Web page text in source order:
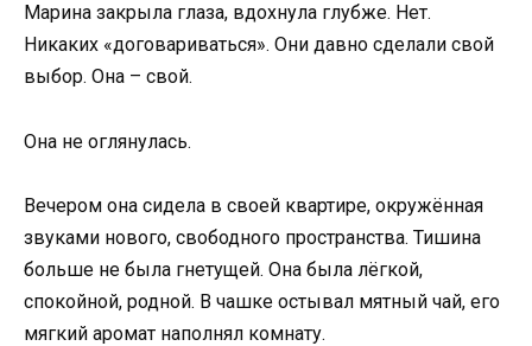
Марина закрыла глаза, вдохнула глубже. Нет.
Никаких «договариваться». Они давно сделали свой
выбор. Она – свой.
Она не оглянулась.
Вечером она сидела в своей квартире, окружённая
звуками нового, свободного пространства. Тишина
больше не была гнетущей. Она была лёгкой,
спокойной, родной. В чашке остывал мятный чай, его
мягкий аромат наполнял комнату.